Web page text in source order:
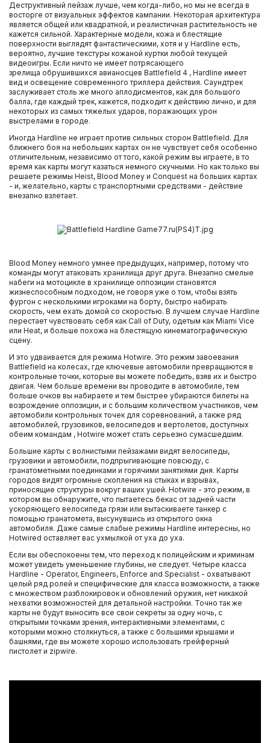
Деструктивный пейзаж лучше, чем когда-либо, но мы не всегда в
восторге от визуальных эффектов кампании. Некоторая архитектура
является общей или квадратной, и реалистичная растительность не
кажется сильной. Характерные модели, кожа и блестящие
поверхности выглядят фантастическими, хотя и у Hardline есть,
вероятно, лучшие текстуры кожаной куртки любой текущей
видеоигры. Если ничто не имеет потрясающего
зрелища обрушившихся авианосцев Battlefield 4 , Hardline имеет
вид и освещение современного триллера действия. Саундтрек
заслуживает столь же много аплодисментов, как для большого
балла, где каждый трек, кажется, подходит к действию лично, и для
некоторых из самых тяжелых ударов, поражающих урон
выстрелами в городе.
Иногда Hardline не играет против сильных сторон Battlefield. Для
ближнего боя на небольших картах он не чувствует себя особенно
отличительным, независимо от того, какой режим вы играете, в то
время как карты могут казаться немного скучными. Но как только вы
решаете режимы Heist, Blood Money и Conquest на больших картах
- и, желательно, карты с транспортными средствами - действие
внезапно взлетает.
Blood Money немного умнее предыдущих, например, потому что
команды могут атаковать хранилища друг друга. Внезапно смелые
набеги на мотоцикле в хранилище оппозиции становятся
жизнеспособным подходом, не говоря уже о том, чтобы взять
фургон с несколькими игроками на борту, быстро набирать
скорость, чем ехать домой со скоростью. В лучшем случае Hardline
перестает чувствовать себя как Call of Duty, одетым как Miami Vice
или Heat, и больше похожа на блестящую кинематографическую
сцену.
И это удваивается для режима Hotwire. Это режим завоевания
Battlefield на колесах, где ключевые автомобили превращаются в
контрольные точки, которые вы можете победить, взяв их и быстро
двигая. Чем больше времени вы проводите в автомобиле, тем
больше очков вы набираете и тем быстрее убираются билеты на
возрождение оппозиции, и с большим количеством участников, чем
автомобили контрольных точек для соревнований, а также ряд
автомобилей, грузовиков, велосипедов и вертолетов, доступных
обеим командам , Hotwire может стать серьезно сумасшедшим.
Большие карты с волнистыми пейзажами видят велосипеды,
грузовики и автомобили, подпрыгивающие повсюду, с
гранатометными поединками и горячими занятиями дня. Карты
городов видят огромные скопления на стыках и взрывах,
приносящие структуры вокруг ваших ушей. Hotwire - это режим, в
котором вы обнаружите, что пытаетесь бекас от задней части
ускоряющего велосипеда грязи или вытаскиваете танкер с
помощью гранатомета, высунувшись из открытого окна
автомобиля. Даже самые слабые режимы Hardline интересны, но
Hotwired оставляет вас ухмылкой от уха до уха.
Если вы обеспокоены тем, что переход к полицейским и криминам
может увидеть уменьшение глубины, не следует. Четыре класса
Hardline - Operator, Engineers, Enforce and Specialist - охватывают
целый ряд ролей и специфические для класса возможности, а также
с множеством разблокировок и обновлений оружия, нет никакой
нехватки возможностей для детальной настройки. Точно так же
карты не будут выносить все свои секреты за одну ночь, с
открытыми точками зрения, интерактивными элементами, с
которыми можно столкнуться, а также с большими крышами и
башнями, где вы можете хорошо использовать грейферный
пистолет и zipwire.